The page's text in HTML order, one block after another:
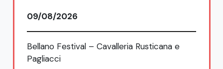
09/08/2026
Bellano Festival – Cavalleria Rusticana e
Pagliacci